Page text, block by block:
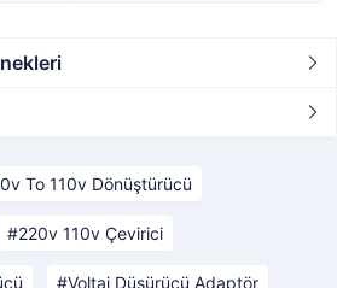
To 110v Dönüştürücü
220v 110v Çevirici
Voltaj Düşürücü Adaptör